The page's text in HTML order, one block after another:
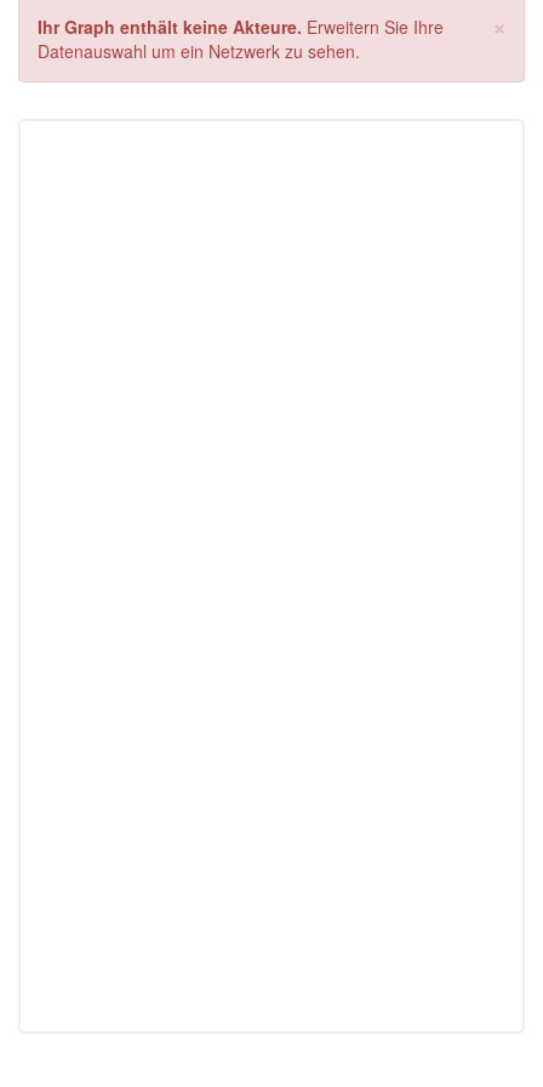
×
Ihr Graph enthält keine Akteure. Erweitern Sie Ihre
Datenauswahl um ein Netzwerk zu sehen.